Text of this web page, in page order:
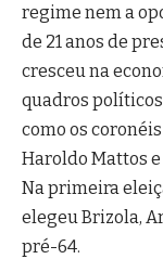
regime nem a
de 21 anos de
cresceu na
quadros
como os
Haroldo Mattos
Na primeira
elegeu Brizola,
pré-64.